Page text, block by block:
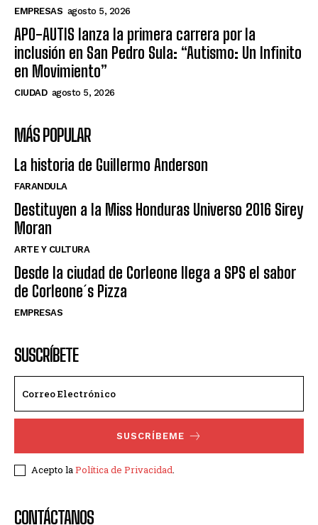
EMPRESAS agosto 5, 2026
APO-AUTIS lanza la primera carrera por la
inclusión en San Pedro Sula: “Autismo: Un Infinito
en Movimiento”
CIUDAD agosto 5, 2026
MÁS POPULAR
La historia de Guillermo Anderson
FARANDULA
Destituyen a la Miss Honduras Universo 2016 Sirey
Moran
ARTE Y CULTURA
Desde la ciudad de Corleone llega a SPS el sabor
de Corleone´s Pizza
EMPRESAS
SUSCRÍBETE
SUSCRÍBEME
Acepto laPolítica de Privacidad.
CONTÁCTANOS